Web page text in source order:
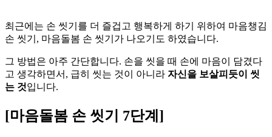
최근에는 손 씻기를 더 즐겁고 행복하게 하기 위하여 마음챙김
손 씻기, 마음돌봄 손 씻기가 나오기도 하였습니다.
그 방법은 아주 간단합니다. 손을 씻을 때 손에 마음이 담겼다
고 생각하면서, 급히 씻는 것이 아니라 자신을 보살피듯이 씻
는 것입니다.
[마음돌봄 손 씻기 7단계]